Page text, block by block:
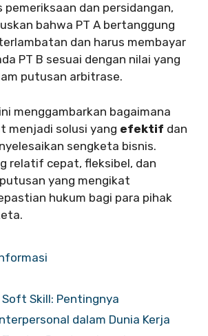
pemeriksaan dan persidangan,
bahwa PT A bertanggung
dan harus membayar
PT B sesuai dengan nilai yang
putusan arbitrase.
menggambarkan bagaimana
menjadi solusi yang efektif dan
sengketa bisnis.
relatif cepat, fleksibel, dan
yang mengikat
hukum bagi para pihak
Skill: Pentingnya
dalam Dunia Kerja